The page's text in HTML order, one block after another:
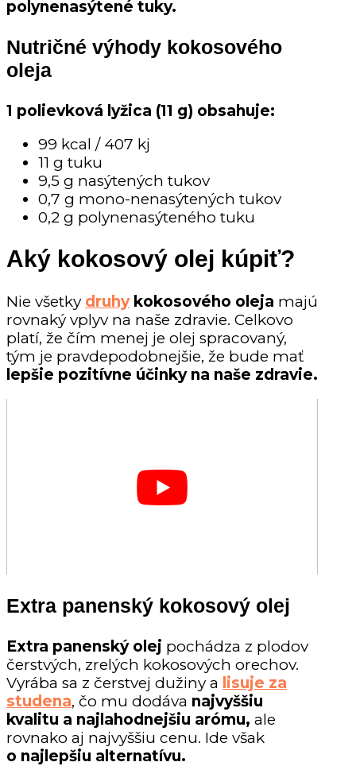
polynenasýtené tuky.
Nutričné výhody kokosového
oleja
1 polievková lyžica (11 g) obsahuje:
99 kcal / 407 kj
11 g tuku
9,5 g nasýtených tukov
0,7 g mono-nenasýtených tukov
0,2 g polynenasýteného tuku
Aký kokosový olej kúpiť?
Nie všetky druhykokosového oleja majú
rovnaký vplyv na naše zdravie. Celkovo
platí, že čím menej je olej spracovaný,
tým je pravdepodobnejšie, že bude mať
lepšie pozitívne účinky na naše zdravie.
Extra panenský kokosový olej
Extra panenský olej pochádza z plodov
čerstvých, zrelých kokosových orechov.
Vyrába sa z čerstvej dužiny a lisuje za
studena, čo mu dodáva najvyššiu
kvalitu a najlahodnejšiu arómu, ale
rovnako aj najvyššiu cenu. Ide však
o najlepšiu alternatívu.